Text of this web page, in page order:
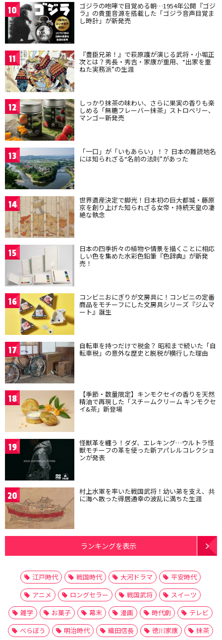
10 ゴジラの咆哮で目覚める朝…1954年公開『ゴジ
ラ』の貴重音源を搭載した「ゴジラ音声目覚ま
し時計」が新発売
11 『豊臣兄弟！』で萩原護が演じる武将・小堀正
次とは？秀長・秀吉・家康が重用、“出家を重
ねた実務派”の生涯
12 しっかり抹茶の味わい、さらに果実の香りも楽
しめる「無糖フレーバー抹茶」ストロベリー、
マンゴー新発売
13 「一口」が「いもあらい」！？ 日本の難読地名
には知られざる“名前の法則”があった
14 世界遺産決定で脚光！日本初の巨大都城・藤原
京を創り上げた知られざる女帝・持統天皇の凄
絶な執念
15 日本の四季折々の植物や情景を描くことに相応
しい色を集めた水彩色鉛筆『色辞典』が新発
売！
16 コンビニおにぎりが文房具に！コンビニの定番
商品をモチーフにした文房具シリーズ『ジムマ
ート』誕生
17 自転車を持つだけで税金？ 昭和まで続いた「自
転車税」の意外な歴史と脱税が横行した理由
18 【季節・数量限定】キンモクセイの香りを天然
精油で再現した「スチームクリーム キンモクセ
イ&茶」新登場
19 怪獣革を纏う！ダダ、エレキング…ウルトラ怪
獣モチーフの革を使った新アパレルコレクショ
ンが発表
20 村上水軍を率いた戦国武将！幼い弟を支え、共
に海へ散った得居通幸の波乱に満ちた生涯
ランキングを表示
江戸時代 戦国時代 大河ドラマ
平安時代
アニメ
ロングセラー 戦国武将
スイーツ
雑学
お菓子 幕末 漫画 時代劇
テレビ
べらぼう
明治時代 織田信長 徳川家康
抹茶